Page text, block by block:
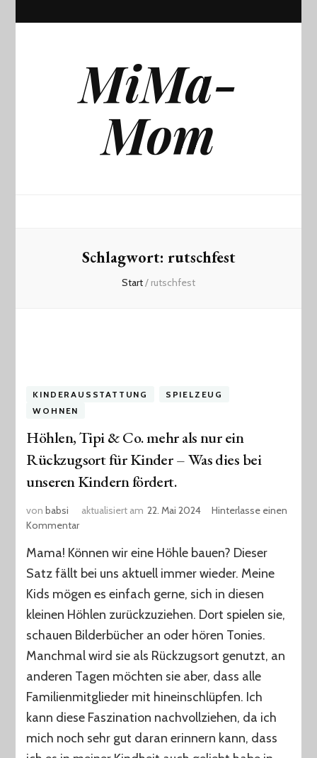
MiMa-
Mom
Schlagwort: rutschfest
Start/ rutschfest
KINDERAUSSTATTUNG
SPIELZEUG
WOHNEN
Höhlen, Tipi & Co. mehr als nur ein
Rückzugsort für Kinder – Was dies bei
unseren Kindern fördert.
vonbabsi aktualisiert am 22. Mai 2024
Hinterlasse einen
Kommentarzu
Tipi
&
mehr
als
nur
ein
Rückzugsort
für
Kinder
–
Was
dies
Mama! Können wir eine Höhle bauen? Dieser
Satz fällt bei uns aktuell immer wieder. Meine
Kids mögen es einfach gerne, sich in diesen
kleinen Höhlen zurückzuziehen. Dort spielen sie,
schauen Bilderbücher an oder hören Tonies.
Manchmal wird sie als Rückzugsort genutzt, an
anderen Tagen möchten sie aber, dass alle
Familienmitglieder mit hineinschlüpfen. Ich
kann diese Faszination nachvollziehen, da ich
mich noch sehr gut daran erinnern kann, dass